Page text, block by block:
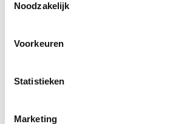
Noodzakelijk
Voorkeuren
Statistieken
Marketing
producten